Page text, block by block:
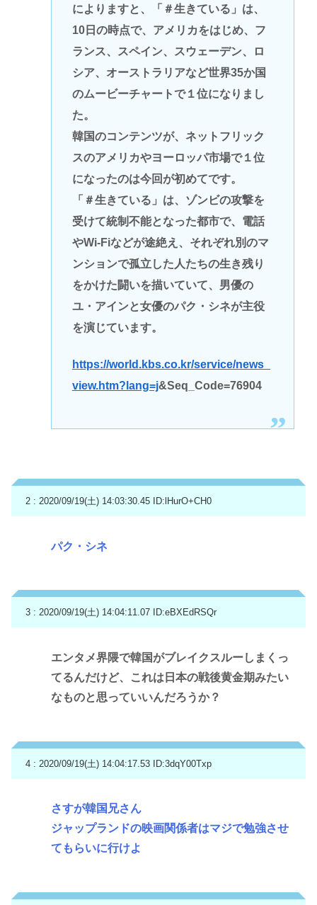
によりますと、「＃生きている」は、
10日の時点で、アメリカをはじめ、フ
ランス、スペイン、スウェーデン、ロ
シア、オーストラリアなど世界35か国
のムービーチャートで１位になりまし
た。
韓国のコンテンツが、ネットフリック
スのアメリカやヨーロッパ市場で１位
になったのは今回が初めてです。
「＃生きている」は、ゾンビの攻撃を
受けて統制不能となった都市で、電話
やWi-Fiなどが途絶え、それぞれ別のマ
ンションで孤立した人たちの生き残り
をかけた闘いを描いていて、男優の
ユ・アインと女優のパク・シネが主役
を演じています。
https://world.kbs.co.kr/service/news_
view.htm?lang=j&Seq_Code=76904
2 : 2020/09/19(土) 14:03:30.45 ID:lHurO+CH0
パク・シネ
3 : 2020/09/19(土) 14:04:11.07 ID:eBXEdRSQr
エンタメ界隈で韓国がブレイクスルーしまくっ
てるんだけど、これは日本の戦後黄金期みたい
なものと思っていいんだろうか？
4 : 2020/09/19(土) 14:04:17.53 ID:3dqY00Txp
さすが韓国兄さん
ジャップランドの映画関係者はマジで勉強させ
てもらいに行けよ